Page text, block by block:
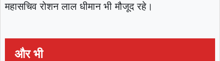
महासचिव रोशन लाल धीमान भी मौजूद रहे।
और भी